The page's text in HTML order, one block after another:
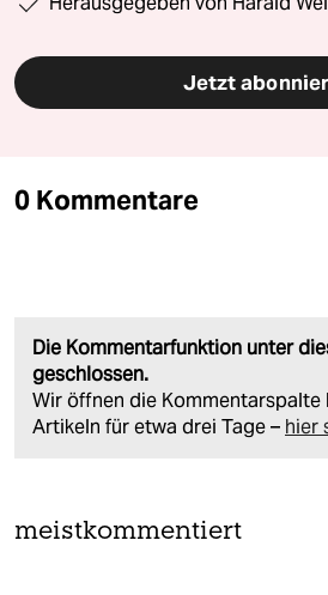
Jetzt
0 Kommentare
Die Kommentarfunktion unter
geschlossen.
Wir öffnen die Kommentarspalte
Artikeln für etwa drei Tage – hier
meistkommentiert